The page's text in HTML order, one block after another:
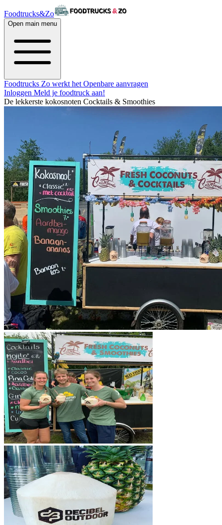
Foodtrucks&Zo
Open main menu
Foodtrucks Zo werkt het Openbare aanvragen
Inloggen Meld je foodtruck aan!
De lekkerste kokosnoten Cocktails & Smoothies